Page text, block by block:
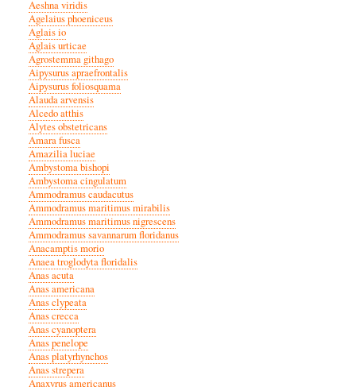
Aeshna viridis
Agelaius phoeniceus
Aglais io
Aglais urticae
Agrostemma githago
Aipysurus apraefrontalis
Aipysurus foliosquama
Alauda arvensis
Alcedo atthis
Alytes obstetricans
Amara fusca
Amazilia luciae
Ambystoma bishopi
Ambystoma cingulatum
Ammodramus caudacutus
Ammodramus maritimus mirabilis
Ammodramus maritimus nigrescens
Ammodramus savannarum floridanus
Anacamptis morio
Anaea troglodyta floridalis
Anas acuta
Anas americana
Anas clypeata
Anas crecca
Anas cyanoptera
Anas penelope
Anas platyrhynchos
Anas strepera
Anaxyrus americanus